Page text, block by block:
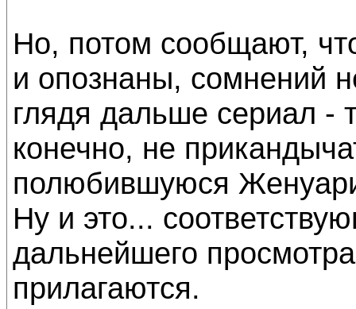
Но, потом сообщают,
и опознаны, сомнений
глядя дальше сериал -
конечно, не
полюбившуюся
Ну и это...
дальнейшего
прилагаются.